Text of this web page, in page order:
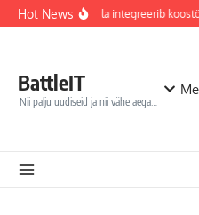
Sisu juurde
Hot NewsJõhvi haigla integreerib
BattleIT
Nii palju uudiseid ja nii vähe aega…